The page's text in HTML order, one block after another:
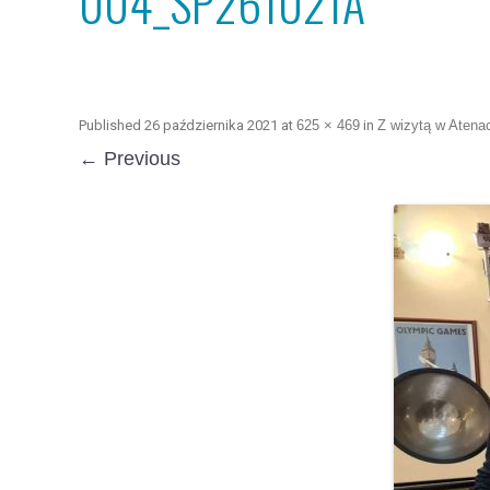
Published 26 października 2021 at 625 × 469 in Z wizytą w
← Previous